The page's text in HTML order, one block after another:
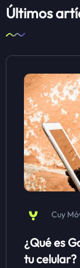
Últimos
Cuy
¿Qué es
tu celular?